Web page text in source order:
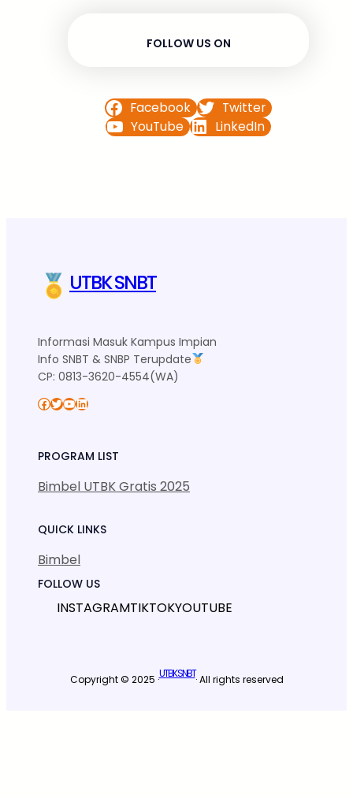
FOLLOW US ON
Facebook
Twitter
YouTube
LinkedIn
UTBK SNBT
Informasi Masuk Kampus Impian
Info SNBT & SNBP Terupdate
CP: 0813-3620-4554(WA)
Facebook Twitter YouTube LinkedIn
PROGRAM LIST
Bimbel UTBK Gratis 2025
QUICK LINKS
Bimbel
FOLLOW US
INSTAGRAMTIKTOKYOUTUBE
Copyright © 2025 ·UTBK SNBT· All rights reserved